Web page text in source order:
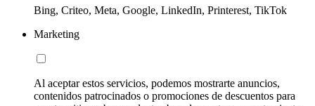
Bing, Criteo, Meta, Google, LinkedIn, Printerest, TikTok
Marketing
Al aceptar estos servicios, podemos mostrarte anuncios,
contenidos patrocinados o promociones de descuentos para